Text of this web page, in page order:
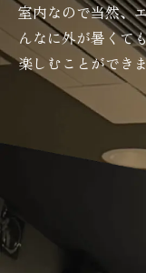
室内なので当然、
んなに外が暑くて
楽しむことができ